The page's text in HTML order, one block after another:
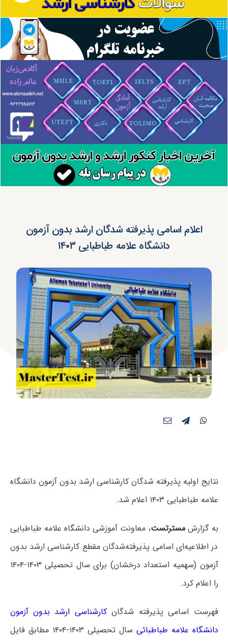
اعلام اسامی پذیرفته شدگان ارشد بدون آزمون
دانشگاه علامه طباطبایی ۱۴۰۳
نتایج اولیه پذیرفته شدگان کارشناسی ارشد بدون آزمون دانشگاه
علامه‌ طباطبایی ۱۴۰۳ اعلام شد.
به گزارش مسترتست، معاونت آموزشی دانشگاه علامه‌ طباطبایی
در اطلاعیه‌ای اسامی پذیرفته‌شدگان مقطع کارشناسی ارشد بدون
آزمون (سهمیه استعداد درخشان) برای سال تحصیلی ۱۴۰۳-۱۴۰۴
را اعلام کرد.
فهرست اسامی پذیرفته شدگانکارشناسی ارشد بدون آزمون
دانشگاه علامه طباطبائی
سال تحصیلی ۱۴۰۳-۱۴۰۴ مطابق فایل